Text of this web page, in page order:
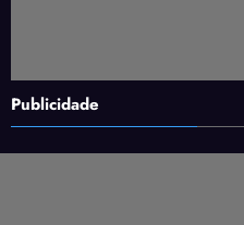
Publicidade